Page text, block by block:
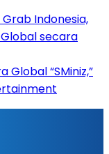
Grab Indonesia,
secara
Global “SMiniz,”